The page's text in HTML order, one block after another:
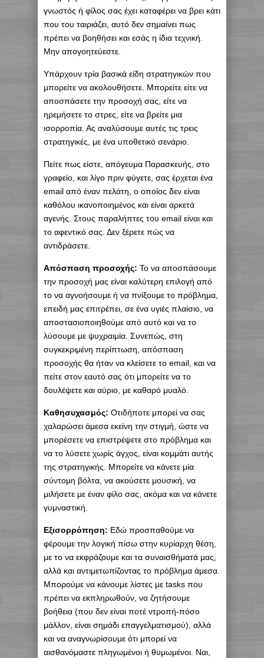
γνωστός ή φίλος σας έχει καταφέρει να βρει κάτι
που του ταιριάζει, αυτό δεν σημαίνει πως
πρέπει να βοηθήσει και εσάς η ίδια τεχνική.
Μην απογοητεύεστε.
Υπάρχουν τρία βασικά είδη στρατηγικών που
μπορείτε να ακολουθήσετε. Μπορείτε είτε να
αποσπάσετε την προσοχή σας, είτε να
ηρεμήσετε το στρες, είτε να βρείτε μια
ισορροπία. Ας αναλύσουμε αυτές τις τρεις
στρατηγικές, με ένα υποθετικό σενάριο.
Πείτε πως είστε, απόγευμα Παρασκευής, στο
γραφείο, και λίγο πριν φύγετε, σας έρχεται ένα
email από έναν πελάτη, ο οποίος δεν είναι
καθόλου ικανοποιημένος και είναι αρκετά
αγενής. Στους παραλήπτες του email είναι και
το αφεντικό σας. Δεν ξέρετε πώς να
αντιδράσετε.
Απόσπαση προσοχής: Το να αποσπάσουμε
την προσοχή μας είναι καλύτερη επιλογή από
το να αγνοήσουμε ή να πνίξουμε το πρόβλημα,
επειδή μας επιτρέπει, σε ένα υγιές πλαίσιο, να
αποστασιοποιηθούμε από αυτό και να το
λύσουμε με ψυχραιμία. Συνεπώς, στη
συγκεκριμένη περίπτωση, απόσπαση
προσοχής θα ήταν να κλείσετε το email, και να
πείτε στον εαυτό σας ότι μπορείτε να το
δουλέψετε και αύριο, με καθαρό μυαλό.
Καθησυχασμός: Οτιδήποτε μπορεί να σας
χαλαρώσει άμεσα εκείνη την στιγμή, ώστε να
μπορέσετε να επιστρέψετε στο πρόβλημα και
να το λύσετε χωρίς άγχος, είναι κομμάτι αυτής
της στρατηγικής. Μπορείτε να κάνετε μία
σύντομη βόλτα, να ακούσετε μουσική, να
μιλήσετε με έναν φίλο σας, ακόμα και να κάνετε
γυμναστική.
Εξισορρόπηση: Εδώ προσπαθούμε να
φέρουμε την λογική πίσω στην κυρίαρχη θέση,
με το να εκφράζουμε και τα συναισθήματά μας,
αλλά και αντιμετωπίζοντας το πρόβλημα άμεσα.
Μπορούμε να κάνουμε λίστες με tasks που
πρέπει να εκπληρωθούν, να ζητήσουμε
βοήθεια (που δεν είναι ποτέ ντροπή-πόσο
μάλλον, είναι σημάδι επαγγελματισμού), αλλά
και να αναγνωρίσουμε ότι μπορεί να
αισθανόμαστε πληγωμένοι ή θυμωμένοι. Ναι,